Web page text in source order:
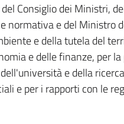
Consiglio dei Ministri,
normativa e del Ministro
e della tutela del
e delle finanze, per
e della
e per i rapporti con le